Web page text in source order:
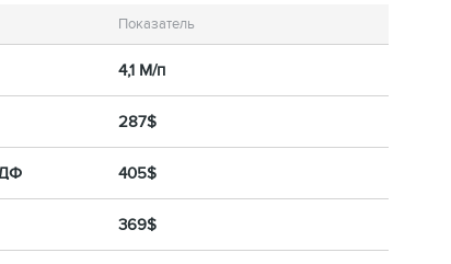
Показатель
4,1 М/п
287$
405$
369$